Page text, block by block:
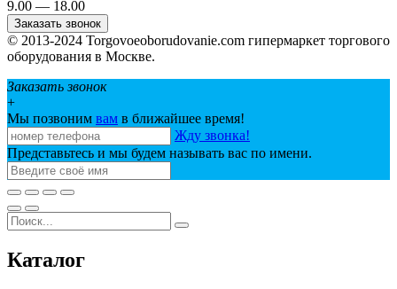
9.00 — 18.00
Заказать звонок
© 2013-2024 Torgovoeoborudovanie.com гипермаркет торгового
оборудования в Москве.
Заказать звонок
+
Мы позвоним вам в ближайшее время!
Жду звонка!
Представьтесь и мы будем называть вас по имени.
Каталог